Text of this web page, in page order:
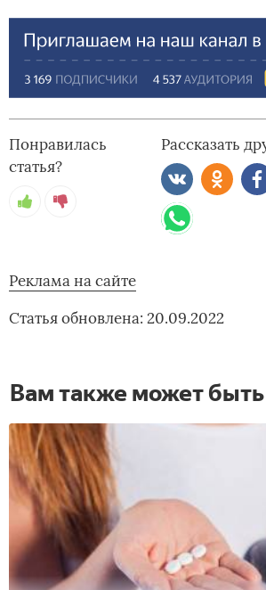
Понравилась
статья?
Рассказать
Реклама на сайте
Статья обновлена: 20.09.2022
Вам также может